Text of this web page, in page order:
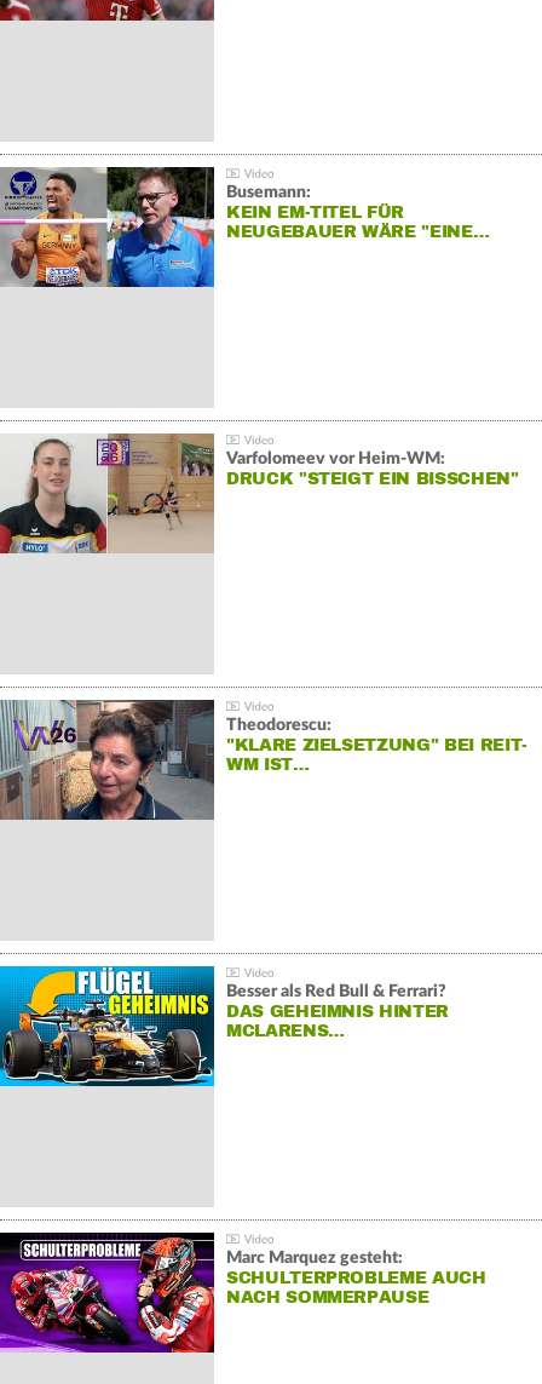
Busemann:
KEIN EM-TITEL FÜR
NEUGEBAUER WÄRE "EINE…
Varfolomeev vor Heim-WM:
DRUCK "STEIGT EIN BISSCHEN"
Theodorescu:
"KLARE ZIELSETZUNG" BEI REIT-
WM IST…
Besser als Red Bull & Ferrari?
DAS GEHEIMNIS HINTER
MCLARENS…
Marc Marquez gesteht:
SCHULTERPROBLEME AUCH
NACH SOMMERPAUSE